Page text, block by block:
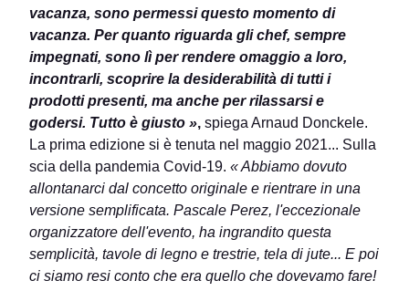
vacanza, sono permessi questo momento di
vacanza. Per quanto riguarda gli chef, sempre
impegnati, sono lì per rendere omaggio a loro,
incontrarli, scoprire la desiderabilità di tutti i
prodotti presenti, ma anche per rilassarsi e
godersi. Tutto è giusto », spiega Arnaud Donckele.
La prima edizione si è tenuta nel maggio 2021... Sulla
scia della pandemia Covid-19. « Abbiamo dovuto
allontanarci dal concetto originale e rientrare in una
versione semplificata. Pascale Perez, l'eccezionale
organizzatore dell'evento, ha ingrandito questa
semplicità, tavole di legno e trestrie, tela di jute... E poi
ci siamo resi conto che era quello che dovevamo fare!